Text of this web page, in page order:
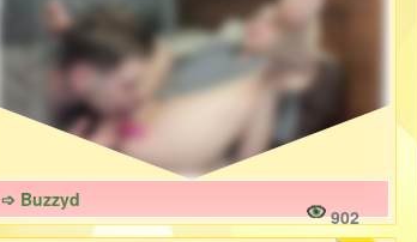
➩ Buzzyd
902